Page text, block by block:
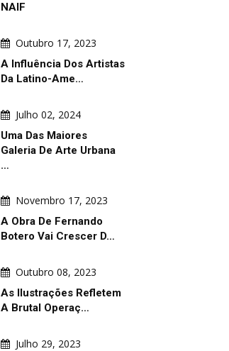
NAIF
Outubro 17, 2023
A Influência Dos Artistas
Da Latino-Ame…
Julho 02, 2024
Uma Das Maiores
Galeria De Arte Urbana
…
Novembro 17, 2023
A Obra De Fernando
Botero Vai Crescer D…
Outubro 08, 2023
As Ilustrações Refletem
A Brutal Operaç…
Julho 29, 2023